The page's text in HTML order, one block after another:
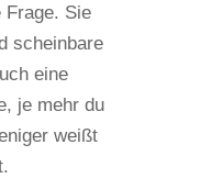
Frage. Sie
scheinbare
eine
je mehr du
weißt